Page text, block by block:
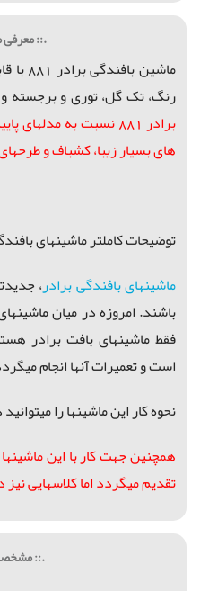
.::
رنگ، تک گل، توری و برجسته و
های بسیار زیبا، کشباف و
توضیحات کاملتر ماشینهای
ماشینهای بافندگی برادر،
باشند.امروزه در میان
فقط ماشینهای بافت برادر
است و تعمیرات آنها انجام
نحوه کار این ماشینها را
تقدیم میگردد اما کلاسهایی
.::